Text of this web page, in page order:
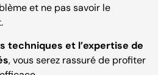
et ne pas savoir le
techniques et l’expertise de
, vous serez rassuré de profiter